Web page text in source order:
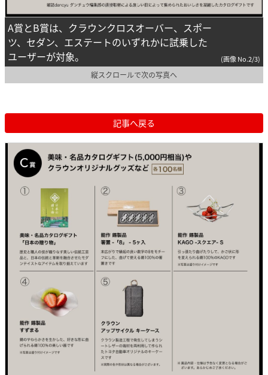
A賞とB賞は、クラウンクロスオーバー、スポー
ツ、セダン、エステートのいずれかに試乗した
ユーザーが対象。
(画像 No.2/3)
縦スクロールで次の写真へ
記事へ戻る